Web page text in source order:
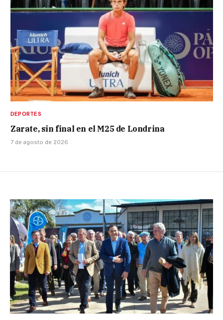
DEPORTES
Zarate, sin final en el M25 de Londrina
7 de agosto de 2026